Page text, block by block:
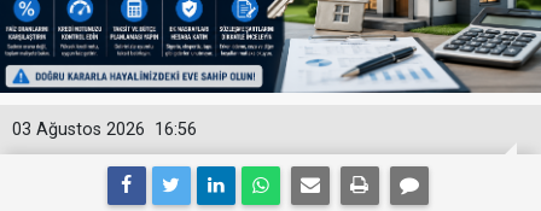
16:56
03 Ağustos 2026